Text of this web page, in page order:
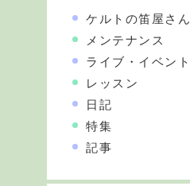
ケルトの笛屋さん
メンテナンス
ライブ・イベント
レッスン
日記
特集
記事